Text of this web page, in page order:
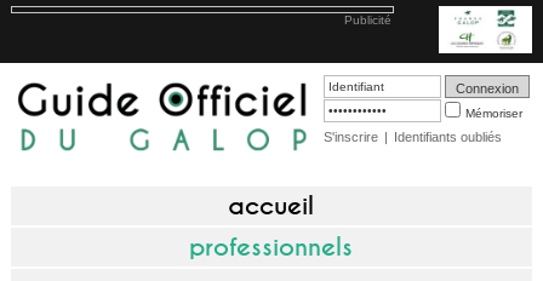
Publicité
Mémoriser
S'inscrire | Identifiants oubliés
accueil
professionnels